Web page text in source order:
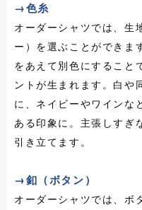
→色糸
オーダーシャツでは、生
ー）を選ぶことができま
をあえて別色にすること
ントが生まれます。白や
に、ネイビーやワインな
ある印象に。主張しすぎ
引き立てます。
→釦（ボタン）
オーダーシャツでは、ボ